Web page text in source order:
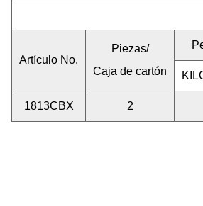
Artículo No.
Piezas/
Caja de cartón
1813CBX 2